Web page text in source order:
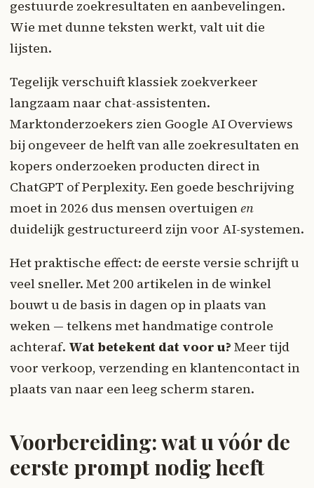
gestuurde zoekresultaten en aanbevelingen.
Wie met dunne teksten werkt, valt uit die
lijsten.
Tegelijk verschuift klassiek zoekverkeer
langzaam naar chat-assistenten.
Marktonderzoekers zien Google AI Overviews
bij ongeveer de helft van alle zoekresultaten en
kopers onderzoeken producten direct in
ChatGPT of Perplexity. Een goede beschrijving
moet in 2026 dus mensen overtuigenen
duidelijk gestructureerd zijn voor AI-systemen.
Het praktische effect: de eerste versie schrijft u
veel sneller. Met 200 artikelen in de winkel
bouwt u de basis in dagen op in plaats van
weken — telkens met handmatige controle
achteraf. Wat betekent dat voor u? Meer tijd
voor verkoop, verzending en klantencontact in
plaats van naar een leeg scherm staren.
Voorbereiding: wat u vóór de
eerste prompt nodig heeft